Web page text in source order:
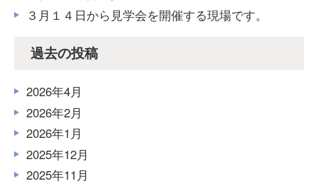
３月１４日から見学会を開催する現場です。
過去の投稿
2026年4月
2026年2月
2026年1月
2025年12月
2025年11月